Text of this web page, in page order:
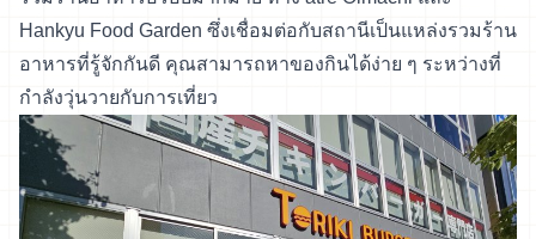
Hankyu Food Garden ซึ่งเชื่อมต่อกับสถานีเป็นแหล่งรวมร้าน
อาหารที่รู้จักกันดี คุณสามารถหาของกินได้ง่าย ๆ ระหว่างที่
กำลังวุ่นวายกับการเที่ยว